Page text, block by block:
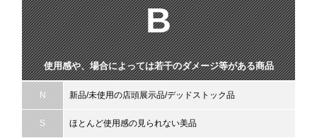
B
使用感や、場合によっては若干のダメージ等がある商品
N 新品/未使用の店頭展示品/デッドストック品
S ほとんど使用感の見られない美品